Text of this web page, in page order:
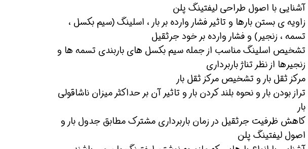
آشنایی با اصول طراحی لیفتینگ پلن
زاویه ی بستن بارها و تاثیر فشار وارده بر بار ، اسلینگ (سیم بکسل ،
تسمه ، زنجیر) و فشار وارده بر خود جرثقیل
تشخیص اسلینگ مناسب از جمله سیم بکسل های باربندی تسمه ها و
زنجیرها از نظر تناژ باربرداری
مرکز ثقل بار و تشخیص مرکز ثقل بار
تراز بودن بار و نحوه بلند کردن بار و تاثیر آن بر حداکثر میزان ناشاقولی
بار
کاهش ظرفیت جرثقیل در زمان باربرداری مشترک مطابق جدول بار و
اصول لیفتینگ پلن